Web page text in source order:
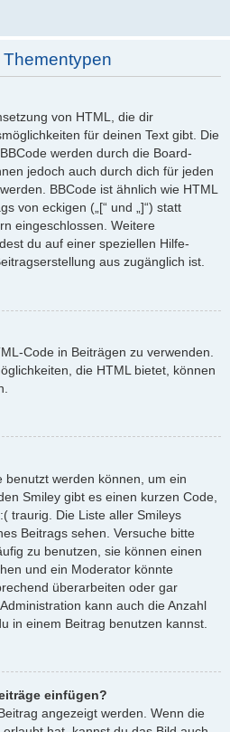
von HTML, die dir
für deinen Text gibt. Die
werden durch die Board-
jedoch auch durch dich für jeden
BBCode ist ähnlich wie HTML
von eckigen („[“ und „]“) statt
eingeschlossen. Weitere
du auf einer speziellen Hilfe-
aus zugänglich ist.
Code in Beiträgen zu verwenden.
die HTML bietet, können
benutzt werden können, um ein
Smiley gibt es einen kurzen Code,
traurig. Die Liste aller Smileys
Beitrags sehen. Versuche bitte
zu benutzen, sie können einen
und ein Moderator könnte
überarbeiten oder gar
kann auch die Anzahl
in einem Beitrag benutzen kannst.
einfügen?
angezeigt werden. Wenn die